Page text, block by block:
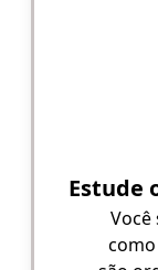
Estude
Você